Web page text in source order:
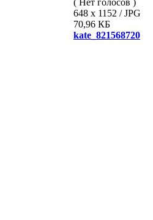
648 x 1152 / JPG
70,96 КБ
kate_821568720